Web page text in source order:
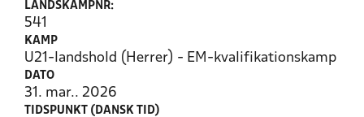
LANDSKAMPNR:
541
KAMP
U21-landshold (Herrer) - EM-kvalifikationskamp
DATO
31. mar.. 2026
TIDSPUNKT (DANSK TID)